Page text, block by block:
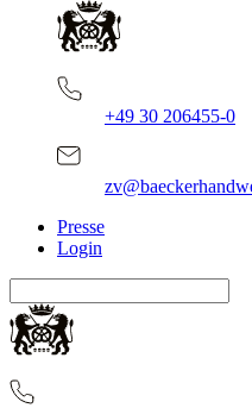
+49 30 206455-0
Presse
Login